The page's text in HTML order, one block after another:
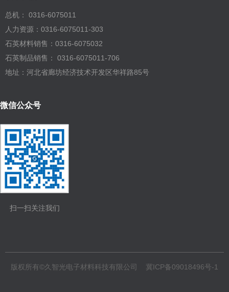
扫一扫关注我们
微信公众号
总机： 0316-6075011
人力资源：0316-6075011-303
石英材料销售：0316-6075032
石英制品销售： 0316-6075011-706
地址：河北省廊坊经济技术开发区华祥路85号
版权所有©久智光电子材料科技有限公司 冀ICP备09018496号-1